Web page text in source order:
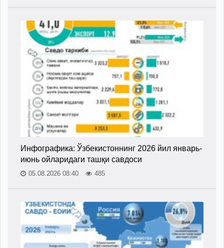
Инфографика: Ўзбекистоннинг 2026 йил январь-
июнь ойларидаги ташқи савдоси
05.08.2026 08:40 485